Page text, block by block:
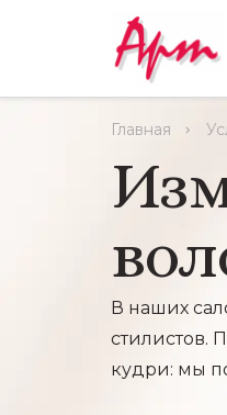
Главная
В наших
стилистов.
кудри: мы